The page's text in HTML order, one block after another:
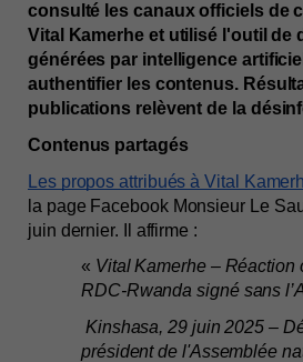
consulté les canaux officiels de
Vital Kamerhe et utilisé l'outil de
générées par intelligence
authentifier les contenus.
publications relèvent de la
Contenus partagés
Les propos attribués à Vital
la page Facebook Monsieur Le
juin dernier. Il affirme :
« Vital Kamerhe – Réaction
RDC-Rwanda signé sans
Kinshasa, 29 juin 2025 –
président de l'Assemblée